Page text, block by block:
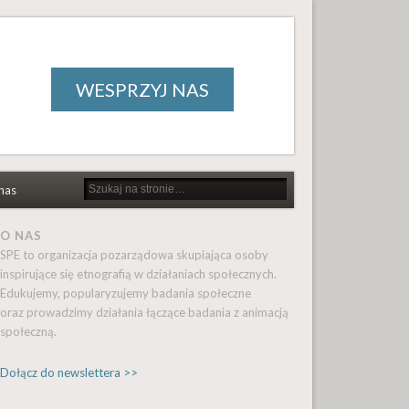
WESPRZYJ NAS
O NAS
SPE to organizacja pozarządowa skupiająca osoby
inspirujące się etnografią w działaniach społecznych.
Edukujemy, popularyzujemy badania społeczne
oraz prowadzimy działania łączące badania z animacją
społeczną.
Dołącz do newslettera >>